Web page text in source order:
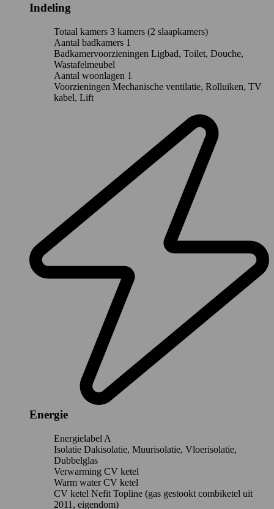
Indeling
Totaal kamers 3 kamers (2 slaapkamers)
Aantal badkamers 1
Badkamervoorzieningen Ligbad, Toilet, Douche,
Wastafelmeubel
Aantal woonlagen 1
Voorzieningen Mechanische ventilatie, Rolluiken, TV
kabel, Lift
Energie
Energielabel A
Isolatie Dakisolatie, Muurisolatie, Vloerisolatie,
Dubbelglas
Verwarming CV ketel
Warm water CV ketel
CV ketel Nefit Topline (gas gestookt combiketel uit
2011, eigendom)